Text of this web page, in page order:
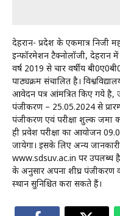
देहरादून- प्रदेश के एकमात्र
इन्फॉरमेशन टैक्नोलॉजी, देहरादून में
वर्ष 2019 से चार वर्षीय
पाठ्यक्रम संचालित है।
आवेदन पत्र आंमत्रित किए गये है,
पंजीकरण – 25.05.2024 से
पंजीकरण एवं परीक्षा शुल्क जमा
ही प्रवेश परीक्षा का आयोजन
जायेगा। इसके लिए अन्य जानकारी
www.sdsuv.ac.in पर उपलब्ध
के अनुसार अपना शीघ्र पंजीकरण
स्थान सुनिश्चित करा सकते हैं।